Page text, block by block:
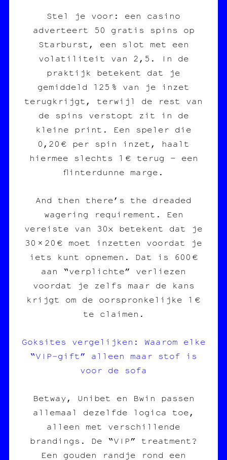
Stel je voor: een casino
adverteert 50 gratis spins op
Starburst, een slot met een
volatiliteit van 2,5. In de
praktijk betekent dat je
gemiddeld 125 % van je inzet
terugkrijgt, terwijl de rest van
de spins verstopt zit in de
kleine print. Een speler die
0,20 € per spin inzet, haalt
hiermee slechts 1 € terug – een
flinterdunne marge.
And then there’s the dreaded
wagering requirement. Een
vereiste van 30x betekent dat je
30 × 20 € moet inzetten voordat je
iets kunt opnemen. Dat is 600 €
aan “verplichte” verliezen
voordat je zelfs maar de kans
krijgt om de oorspronkelijke 1 €
te claimen.
Goksites vergelijken: Waarom elke
“VIP‑gift” alleen maar stof is
voor de sofa
Betway, Unibet en Bwin passen
allemaal dezelfde logica toe,
alleen met verschillende
brandings. De “VIP” treatment?
Een gouden randje rond een